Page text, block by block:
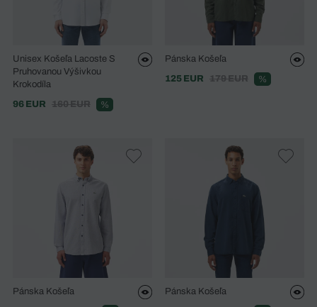
Unisex Košeľa Lacoste S
Pruhovanou Výšivkou
Krokodíla
96 EUR
160 EUR %
Pánska Košeľa
125 EUR
179 EUR %
Pánska Košeľa
Pánska Košeľa